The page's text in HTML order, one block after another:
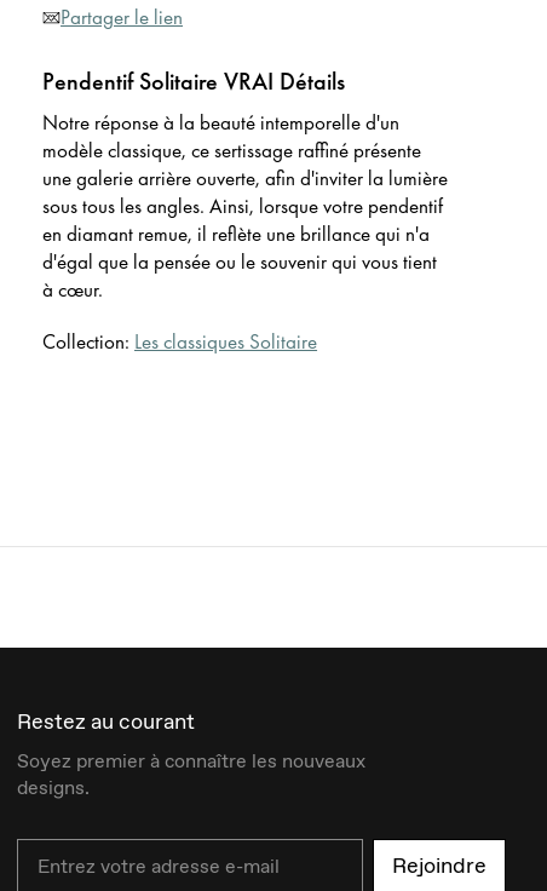
Partager le lien
Pendentif Solitaire VRAI Détails
Notre réponse à la beauté intemporelle d'un
modèle classique, ce sertissage raffiné présente
une galerie arrière ouverte, afin d'inviter la lumière
sous tous les angles. Ainsi, lorsque votre pendentif
en diamant remue, il reflète une brillance qui n'a
d'égal que la pensée ou le souvenir qui vous tient
à cœur.
Collection: Les classiques Solitaire
Restez au courant
Soyez premier à connaître les nouveaux
designs.
Rejoindre